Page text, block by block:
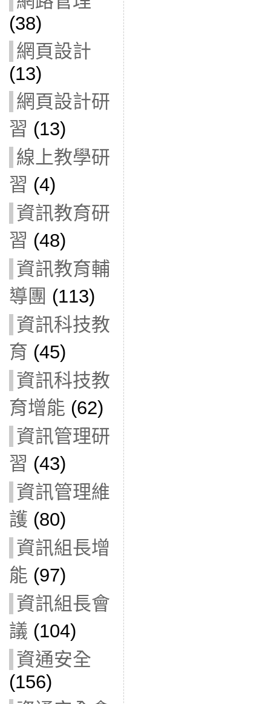
(38)
網頁設計
(13)
網頁設計研
習 (13)
線上教學研
習 (4)
資訊教育研
習 (48)
資訊教育輔
導團 (113)
資訊科技教
育 (45)
資訊科技教
育增能 (62)
資訊管理研
習 (43)
資訊管理維
護 (80)
資訊組長增
能 (97)
資訊組長會
議 (104)
資通安全
(156)